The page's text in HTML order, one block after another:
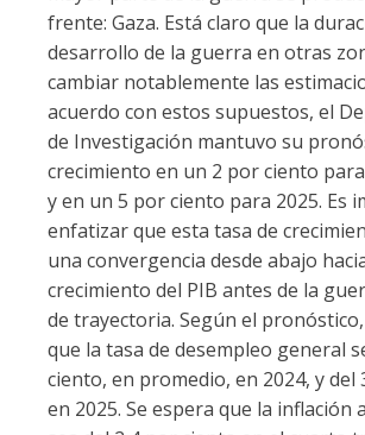
frente: Gaza. Está claro que la
desarrollo de la guerra en otras
cambiar notablemente las
acuerdo con estos supuestos, el
de Investigación mantuvo su
crecimiento en un 2 por ciento para
y en un 5 por ciento para 2025. Es
enfatizar que esta tasa de
una convergencia desde abajo
crecimiento del PIB antes de la
de trayectoria. Según el
que la tasa de desempleo general
ciento, en promedio, en 2024, y del
en 2025. Se espera que la inflación